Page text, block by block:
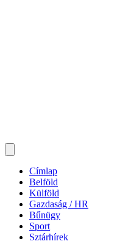
Címlap
Belföld
Külföld
Gazdaság / HR
Bűnügy
Sport
Sztárhírek